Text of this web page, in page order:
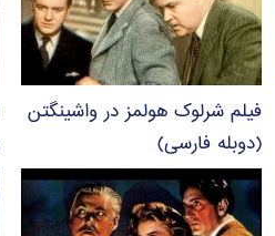
فیلم شرلوک هولمز در واشینگتن
(دوبله فارسی)